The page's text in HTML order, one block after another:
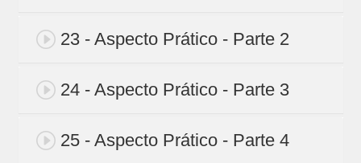
23 - Aspecto Prático - Parte 2
24 - Aspecto Prático - Parte 3
25 - Aspecto Prático - Parte 4